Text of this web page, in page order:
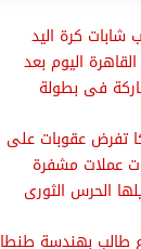
شابات كرة اليد
اليوم بعد
فى بطولة
تفرض عقوبات على
عملات مشفرة
الحرس الثورى
طالب بهندسة طنطا